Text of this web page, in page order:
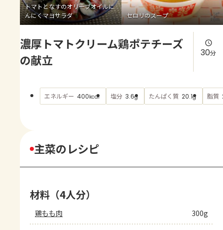
お買い物
AJINOMOTO PARK とは
トマトとなすのオリーブオイルに
んにくマヨサラダ
セロリのスープ
濃厚トマトクリーム鶏ポテチーズ
の献立
30分
エネルギー 400kcal 塩分 3.6g たんぱく質 20.1g 脂質
主菜のレシピ
材料（4人分）
鶏もも肉 300g